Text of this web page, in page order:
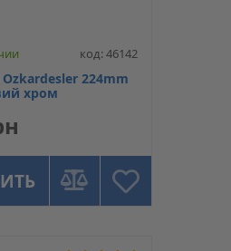
код: 46142
224mm
хром